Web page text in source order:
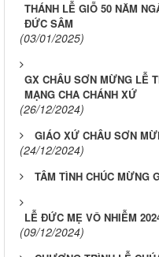
THÁNH LỄ GIỖ 50 NĂM
ĐỨC SÂM
(03/01/2025)
GX CHÂU SƠN MỪNG LỄ
MẠNG CHA CHÁNH XỨ
(26/12/2024)
GIÁO XỨ CHÂU SƠN
(24/12/2024)
TÂM TÌNH CHÚC MỪNG
​​​​​​​LỄ ĐỨC MẸ VÔ NHIỄM
(09/12/2024)